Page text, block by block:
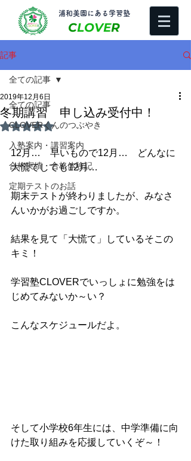
​浦和美園にある学習塾
CLOVER
記事
全ての記事
CLOVERくんのつぶやき
入塾案内・講習案内
合格実績・合格体験記
定期テストのお話
全ての記事
冬期講習 申し込み受付中！
2019年12月6日
5つ星のうちNaNと評価されています。
12月…　早いもので12月…　どんなに
大慌てしても12月…
期末テストが終わりましたが、みなさ
んいかがお過ごしですか。
結果を見て「大慌て」しているそこの
キミ！
学習塾CLOVERでいっしょに勉強をは
じめてみないか～い？
こんなスケジュールだよ。
そして小学校6年生には、中学準備に向
けた取り組みを応援していくぞ～！